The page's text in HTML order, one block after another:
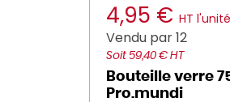
4,95 € HT l'unité
Vendu par 12
Soit 59,40 € HT
Bouteille verre
Pro.mundi